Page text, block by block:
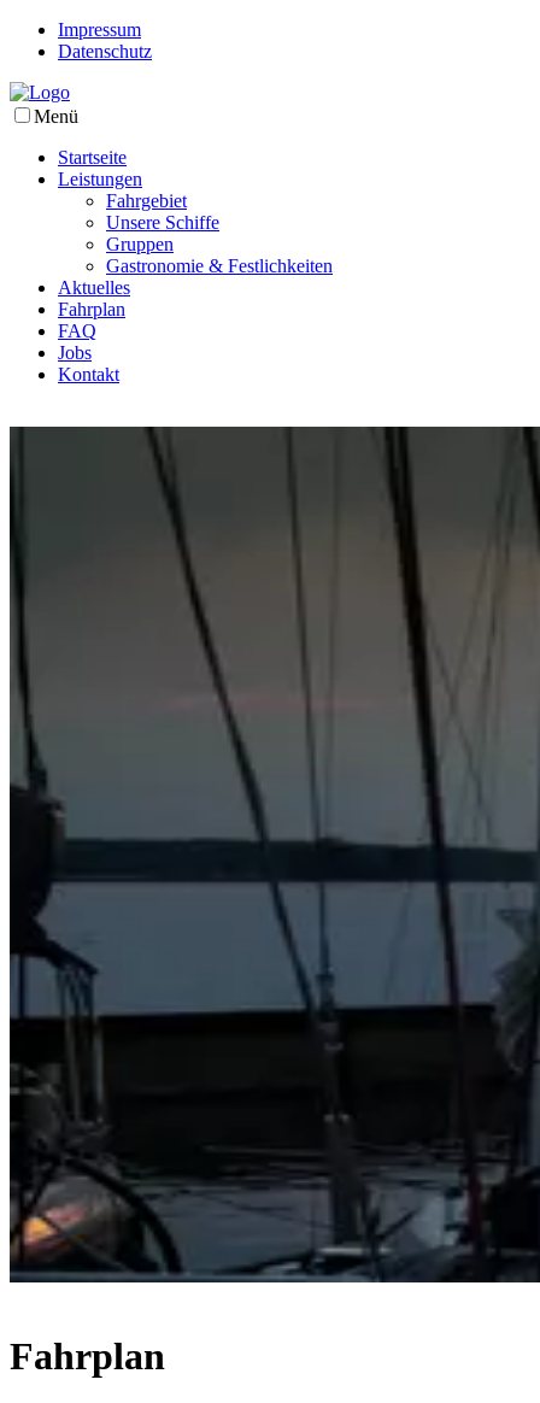
Impressum
Datenschutz
Menü
Startseite
Leistungen
Fahrgebiet
Unsere Schiffe
Gruppen
Gastronomie & Festlichkeiten
Aktuelles
Fahrplan
FAQ
Jobs
Kontakt
Fahrplan